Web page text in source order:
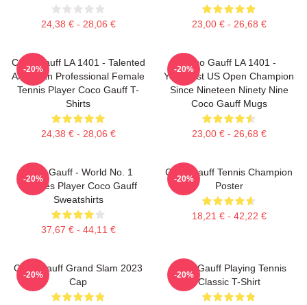
24,38 € - 28,06 € 23,00 € - 26,68 €
Coco Gauff LA 1401 - Talented
American Professional Female
Tennis Player Coco Gauff T-
Shirts
24,38 € - 28,06 €
-20%
Coco Gauff LA 1401 -
Youngest US Open Champion
Since Nineteen Ninety Nine
Coco Gauff Mugs
23,00 € - 26,68 €
-20%
Coco Gauff - World No. 1
Doubles Player Coco Gauff
Sweatshirts
37,67 € - 44,11 €
-20%
Coco Gauff Tennis Champion
Poster
18,21 € - 42,22 €
-20%
Coco Gauff Grand Slam 2023
Cap
-20%
Coco Gauff Playing Tennis
Classic T-Shirt
-20%